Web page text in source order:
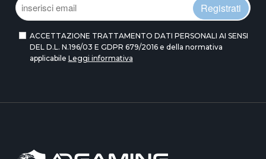
Registrati
ACCETTAZIONE TRATTAMENTO DATI PERSONALI AI SENSI
DEL D.L. N.196/03 E GDPR 679/2016 e della normativa
applicabile Leggi informativa